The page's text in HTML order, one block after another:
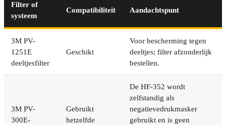
Filter of
systeem
Compatibiliteit Aandachtspunt
3M PV-
1251E
deeltjesfilter
Geschikt
Voor bescherming tegen
deeltjes; filter afzonderlijk
bestellen.
3M PV-
300E-
Gebruikt
hetzelfde
De HF-352 wordt
zelfstandig als
negatievedrukmasker
gebruikt en is geen